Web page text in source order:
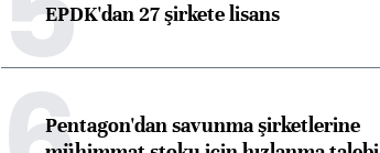
EPDK'dan 27 şirkete lisans
Pentagon'dan savunma şirketlerine